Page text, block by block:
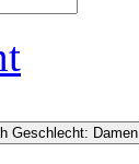
Geschlecht: Damen